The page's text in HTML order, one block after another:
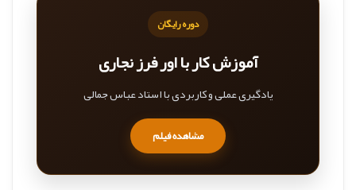
دوره رایگان
آموزش کار با اور فرز نجاری
یادگیری عملی و کاربردی با استاد عباس جمالی
مشاهده فیلم